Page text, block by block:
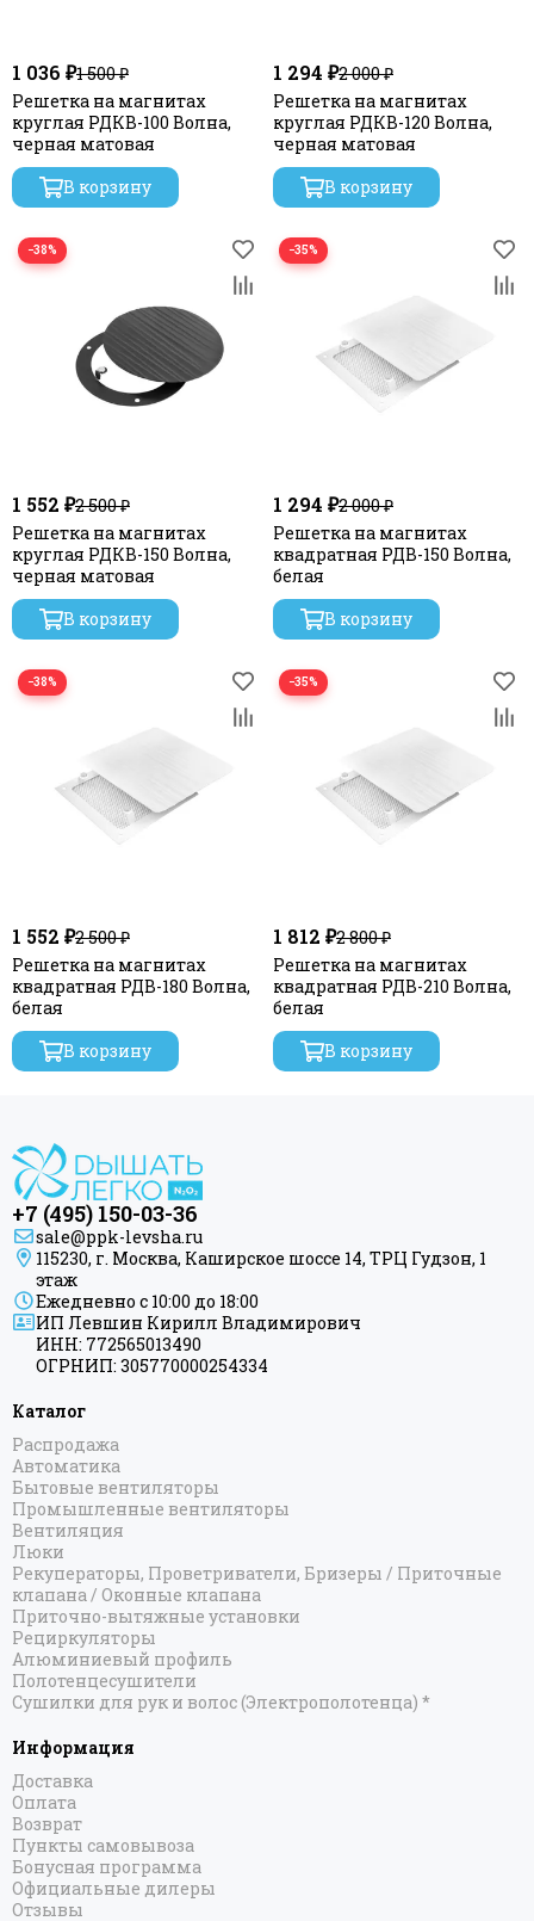
1 036 ₽1 500 ₽
Решетка на магнитах
круглая РДКВ-100 Волна,
черная матовая
В корзину
1 294 ₽2 000 ₽
Решетка на магнитах
круглая РДКВ-120 Волна,
черная матовая
В корзину
−38%
1 552 ₽2 500 ₽
Решетка на магнитах
круглая РДКВ-150 Волна,
черная матовая
В корзину
−35%
1 294 ₽2 000 ₽
Решетка на магнитах
квадратная РДВ-150 Волна,
белая
В корзину
−38%
1 552 ₽2 500 ₽
Решетка на магнитах
квадратная РДВ-180 Волна,
белая
В корзину
−35%
1 812 ₽2 800 ₽
Решетка на магнитах
квадратная РДВ-210 Волна,
белая
В корзину
+7 (495) 150-03-36
sale@ppk-levsha.ru
115230, г. Москва, Каширское шоссе 14, ТРЦ Гудзон, 1
этаж
Ежедневно с 10:00 до 18:00
ИП Левшин Кирилл Владимирович
ИНН: 772565013490
ОГРНИП: 305770000254334
Каталог
Распродажа
Автоматика
Бытовые вентиляторы
Промышленные вентиляторы
Вентиляция
Люки
Рекуператоры, Проветриватели, Бризеры / Приточные
клапана / Оконные клапана
Приточно-вытяжные установки
Рециркуляторы
Алюминиевый профиль
Полотенцесушители
Сушилки для рук и волос (Электрополотенца) *
Информация
Доставка
Оплата
Возврат
Пункты самовывоза
Бонусная программа
Официальные дилеры
Отзывы